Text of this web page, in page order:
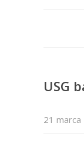
USG
21 marca